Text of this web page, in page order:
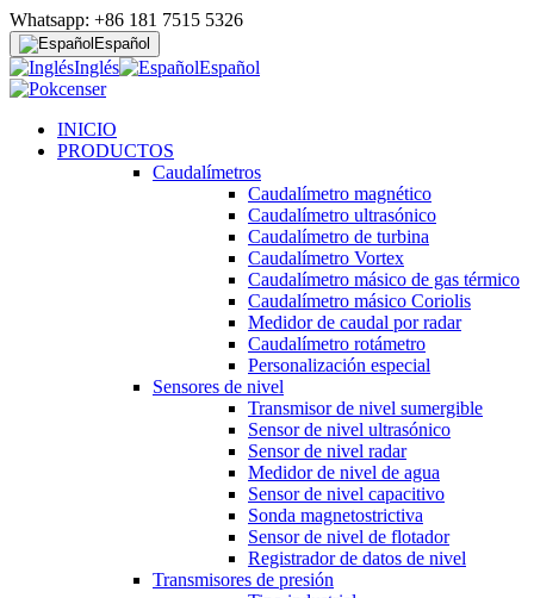
Whatsapp: +86 181 7515 5326
Español
Inglés Español
INICIO
PRODUCTOS
Caudalímetros
Caudalímetro magnético
Caudalímetro ultrasónico
Caudalímetro de turbina
Caudalímetro Vortex
Caudalímetro másico de gas térmico
Caudalímetro másico Coriolis
Medidor de caudal por radar
Caudalímetro rotámetro
Personalización especial
Sensores de nivel
Transmisor de nivel sumergible
Sensor de nivel ultrasónico
Sensor de nivel radar
Medidor de nivel de agua
Sensor de nivel capacitivo
Sonda magnetostrictiva
Sensor de nivel de flotador
Registrador de datos de nivel
Transmisores de presión